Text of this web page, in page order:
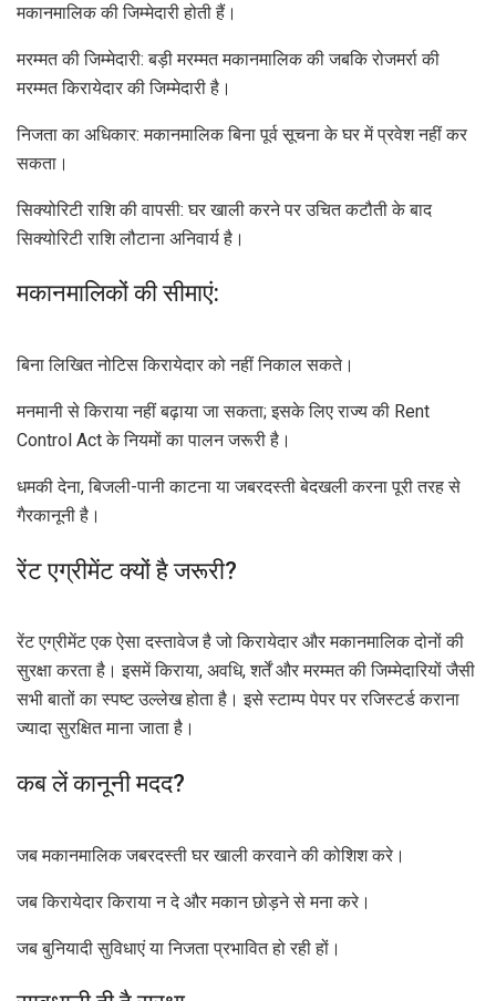
मकानमालिक की जिम्मेदारी होती हैं।
मरम्मत की जिम्मेदारी: बड़ी मरम्मत मकानमालिक की जबकि रोजमर्रा की
मरम्मत किरायेदार की जिम्मेदारी है।
निजता का अधिकार: मकानमालिक बिना पूर्व सूचना के घर में प्रवेश नहीं कर
सकता।
सिक्योरिटी राशि की वापसी: घर खाली करने पर उचित कटौती के बाद
सिक्योरिटी राशि लौटाना अनिवार्य है।
मकानमालिकों की सीमाएं:
बिना लिखित नोटिस किरायेदार को नहीं निकाल सकते।
मनमानी से किराया नहीं बढ़ाया जा सकता; इसके लिए राज्य की Rent
Control Act के नियमों का पालन जरूरी है।
धमकी देना, बिजली-पानी काटना या जबरदस्ती बेदखली करना पूरी तरह से
गैरकानूनी है।
रेंट एग्रीमेंट क्यों है जरूरी?
रेंट एग्रीमेंट एक ऐसा दस्तावेज है जो किरायेदार और मकानमालिक दोनों की
सुरक्षा करता है। इसमें किराया, अवधि, शर्तें और मरम्मत की जिम्मेदारियों जैसी
सभी बातों का स्पष्ट उल्लेख होता है। इसे स्टाम्प पेपर पर रजिस्टर्ड कराना
ज्यादा सुरक्षित माना जाता है।
कब लें कानूनी मदद?
जब मकानमालिक जबरदस्ती घर खाली करवाने की कोशिश करे।
जब किरायेदार किराया न दे और मकान छोड़ने से मना करे।
जब बुनियादी सुविधाएं या निजता प्रभावित हो रही हों।